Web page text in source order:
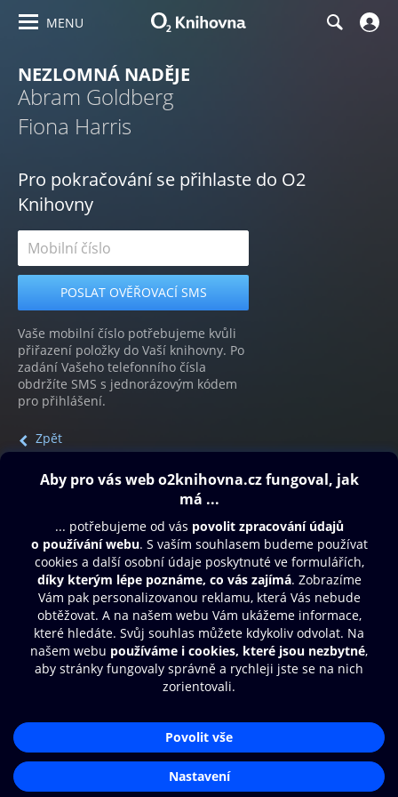
MENU
NEZLOMNÁ NADĚJE
Abram Goldberg
Fiona Harris
Pro pokračování se přihlaste do O2
Knihovny
Vaše mobilní číslo potřebujeme kvůli
přiřazení položky do Vaší knihovny. Po
zadání Vašeho telefonního čísla
obdržíte SMS s jednorázovým kódem
pro přihlášení.
Zpět
Obsah ke stažení
Moje O2 Knihovna
Další zábava
© O2 Czech Republic a.s.
Přístupnost
Zásady zpracování osobních údajůAplikace O2 Knihovna
Čti a poslouchej své e-knihy a